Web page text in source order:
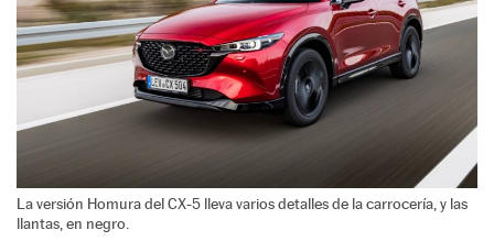
La versión Homura del CX-5 lleva varios detalles de la carrocería, y las
llantas, en negro.